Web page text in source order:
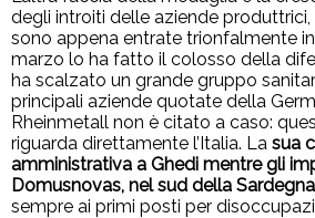
degli introiti delle aziende
sono appena entrate trionfalmente
marzo lo ha fatto il colosso della
ha scalzato un grande gruppo
principali aziende quotate della
Rheinmetall non è citato a caso:
riguarda direttamente l’Italia. La sua
amministrativa a Ghedi mentre gli
Domusnovas, nel sud della
sempre ai primi posti per